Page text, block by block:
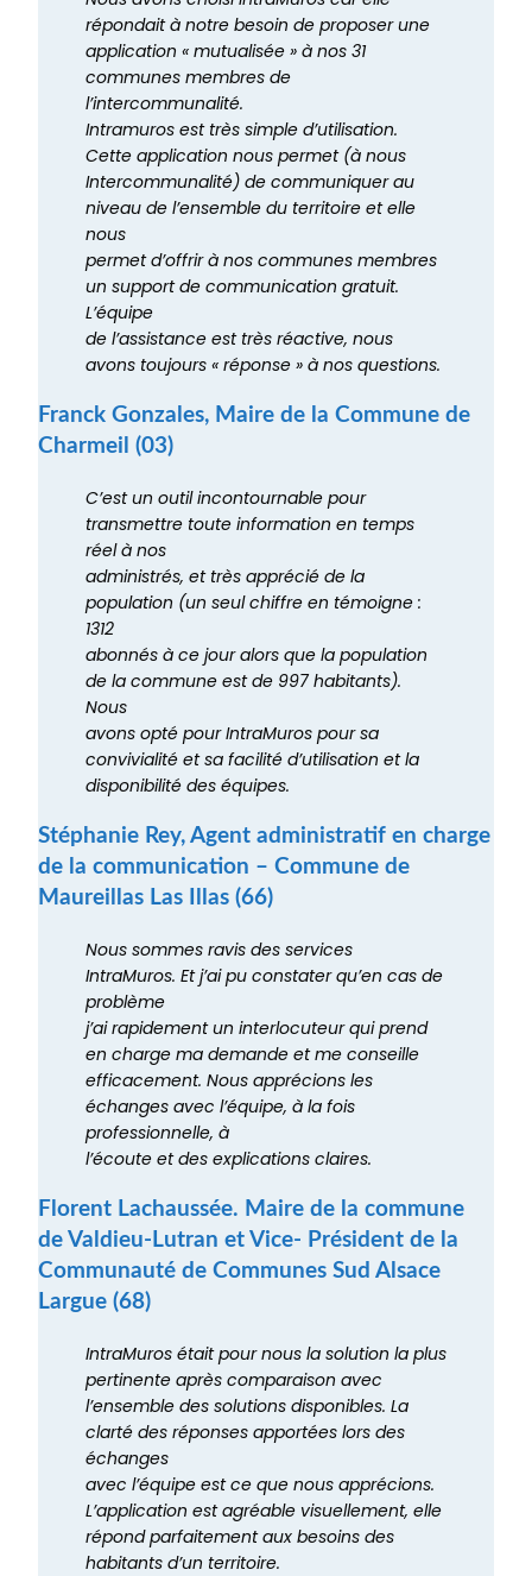
répondait à notre besoin de proposer une
application « mutualisée » à nos 31
communes membres de
l’intercommunalité.
Intramuros est très simple d’utilisation.
Cette application nous permet (à nous
Intercommunalité) de communiquer au
niveau de l’ensemble du territoire et elle
nous
permet d’offrir à nos communes membres
un support de communication gratuit.
L’équipe
de l’assistance est très réactive, nous
avons toujours « réponse » à nos questions.
Franck Gonzales, Maire de la Commune de
Charmeil (03)
C’est un outil incontournable pour
transmettre toute information en temps
réel à nos
administrés, et très apprécié de la
population (un seul chiffre en témoigne :
1312
abonnés à ce jour alors que la population
de la commune est de 997 habitants).
Nous
avons opté pour IntraMuros pour sa
convivialité et sa facilité d’utilisation et la
disponibilité des équipes.
Stéphanie Rey, Agent administratif en charge
de la communication – Commune de
Maureillas Las Illas (66)
Nous sommes ravis des services
IntraMuros. Et j’ai pu constater qu’en cas de
problème
j’ai rapidement un interlocuteur qui prend
en charge ma demande et me conseille
efficacement. Nous apprécions les
échanges avec l’équipe, à la fois
professionnelle, à
l’écoute et des explications claires.
Florent Lachaussée. Maire de la commune
de Valdieu-Lutran et Vice- Président de la
Communauté de Communes Sud Alsace
Largue (68)
IntraMuros était pour nous la solution la plus
pertinente après comparaison avec
l’ensemble des solutions disponibles. La
clarté des réponses apportées lors des
échanges
avec l’équipe est ce que nous apprécions.
L’application est agréable visuellement, elle
répond parfaitement aux besoins des
habitants d’un territoire.